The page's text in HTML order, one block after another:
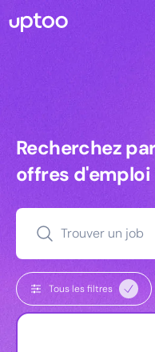
Recherchez
Recherchez
offres
Trouver un job
Tous les filtres